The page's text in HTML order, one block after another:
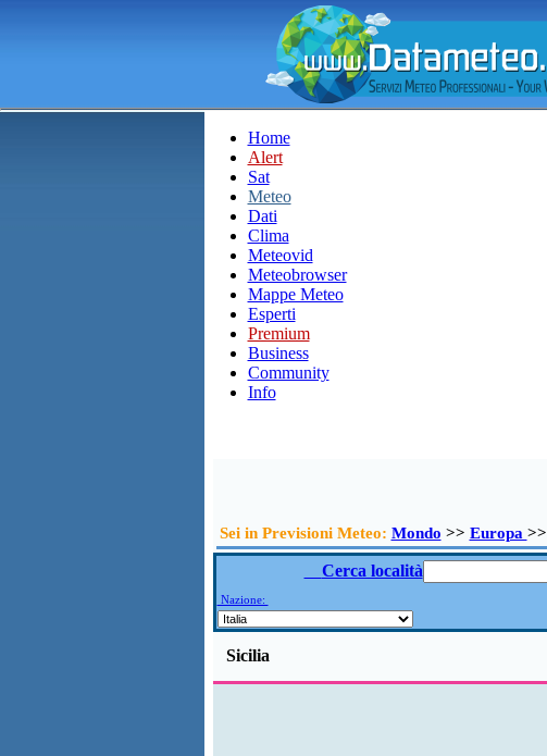
Home
Alert
Sat
Meteo
Dati
Clima
Meteovid
Meteobrowser
Mappe Meteo
Esperti
Premium
Business
Community
Info
Sei in Previsioni Meteo: Mondo >> Europa >>
Cerca località
Nazione:
Sicilia